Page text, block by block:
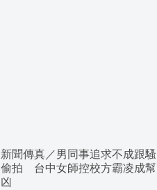
新聞傳真／男同事追求不成跟騷
偷拍 台中女師控校方霸凌成幫
凶